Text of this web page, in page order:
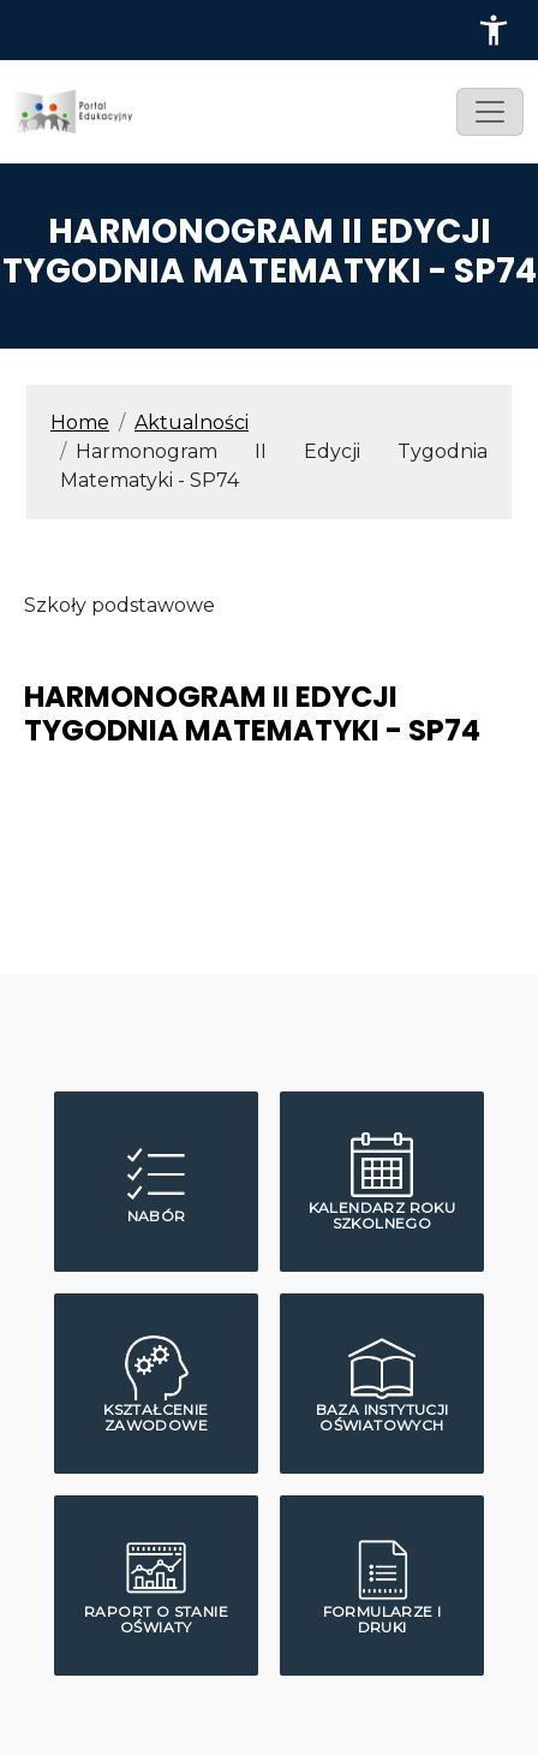
HARMONOGRAM II EDYCJI
TYGODNIA MATEMATYKI - SP74
ŚCIEŻKA NAWIGACYJNA
Home
Aktualności
Harmonogram II Edycji Tygodnia
Matematyki - SP74
Szkoły podstawowe
HARMONOGRAM II EDYCJI
TYGODNIA MATEMATYKI - SP74
NABÓR
KALENDARZ ROKU
SZKOLNEGO
KSZTAŁCENIE
ZAWODOWE
BAZA INSTYTUCJI
OŚWIATOWYCH
RAPORT O STANIE
OŚWIATY
FORMULARZE I
DRUKI